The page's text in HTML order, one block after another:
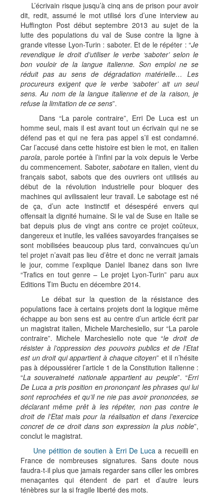
L’écrivain risque jusqu’à cinq ans de prison pour avoir
dit, redit, assumé le mot utilisé lors d’une interview au
Huffington Post début septembre 2013 au sujet de la
lutte des populations du val de Suse contre la ligne à
grande vitesse Lyon-Turin : saboter. Et de le répéter : “Je
revendique le droit d’utiliser le verbe ‘saboter’ selon le
bon vouloir de la langue italienne. Son emploi ne se
réduit pas au sens de dégradation matérielle… Les
procureurs exigent que le verbe ‘saboter’ ait un seul
sens. Au nom de la langue italienne et de la raison, je
refuse la limitation de ce sens”.
Dans “La parole contraire”, Erri De Luca est un
homme seul, mais il est avant tout un écrivain qui ne se
défend pas et qui ne fera pas appel s’il est condamné.
Car l’accusé dans cette histoire est bien le mot, en italien
parola, parole portée à l’infini par la voix depuis le Verbe
du commencement. Saboter, sabotareen italien, vient du
français sabot, sabots que des ouvriers ont utilisés au
début de la révolution industrielle pour bloquer des
machines qui avilissaient leur travail. Le sabotage est né
de ça, d’un acte instinctif et désespéré envers qui
offensait la dignité humaine. Si le val de Suse en Italie se
bat depuis plus de vingt ans contre ce projet coûteux,
dangereux et inutile, les vallées savoyardes françaises se
sont mobilisées beaucoup plus tard, convaincues qu’un
tel projet n’avait pas lieu d’être et donc ne verrait jamais
le jour, comme l’explique Daniel Ibanez dans son livre
“Trafics en tout genre – Le projet Lyon-Turin” paru aux
Editions Tim Buctu en décembre 2014.
Le débat sur la question de la résistance des
populations face à certains projets dont la logique même
échappe au bon sens est au centre d’un article écrit par
un magistrat italien, Michele Marchesiello, sur “La parole
contraire”. Michele Marchesiello note que “le droit de
résister à l’oppression des pouvoirs publics et de l’Etat
est un droit qui appartient à chaque citoyen” et il n’hésite
pas à dépoussiérer l’article 1 de la Constitution italienne :
“La souveraineté nationale appartient au peuple”. “Erri
De Luca a pris position en prononçant les phrases qui lui
sont reprochées et qu’il ne nie pas avoir prononcées, se
déclarant même prêt à les répéter, non pas contre le
droit de l’Etat mais pour la réalisation et dans l’exercice
concret de ce droit dans son expression la plus noble”,
conclut le magistrat.
Une pétition de soutien à Erri De Luca a recueilli en
France de nombreuses signatures. Sans doute nous
faudra-t-il plus que jamais regarder sans ciller les ombres
menaçantes qui étendent de part et d’autre leurs
ténèbres sur la si fragile liberté des mots.